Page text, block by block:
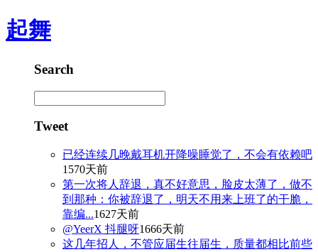
起舞
Search
Tweet
已经连续几晚戴耳机开降噪睡觉了，不会有依赖吧
1570天前
第一次将人辞退，真不好意思，脸皮太薄了，做不
到那种：你被辞退了，明天不用来上班了的干脆，
靠编...1627天前
@YeerX 抖腿呀1666天前
这几年招人，不管应届生往届生，质量都相比前些